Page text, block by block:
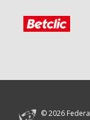
© 2026